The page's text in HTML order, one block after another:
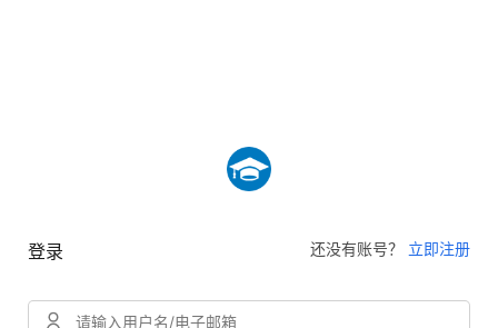
登录 还没有账号？ 立即注册